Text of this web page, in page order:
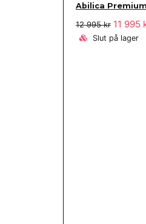
Abilica
12 995 kr 11 995
Slut på lager